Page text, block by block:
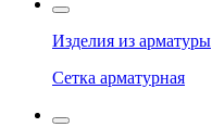
Изделия из арматуры
Сетка арматурная